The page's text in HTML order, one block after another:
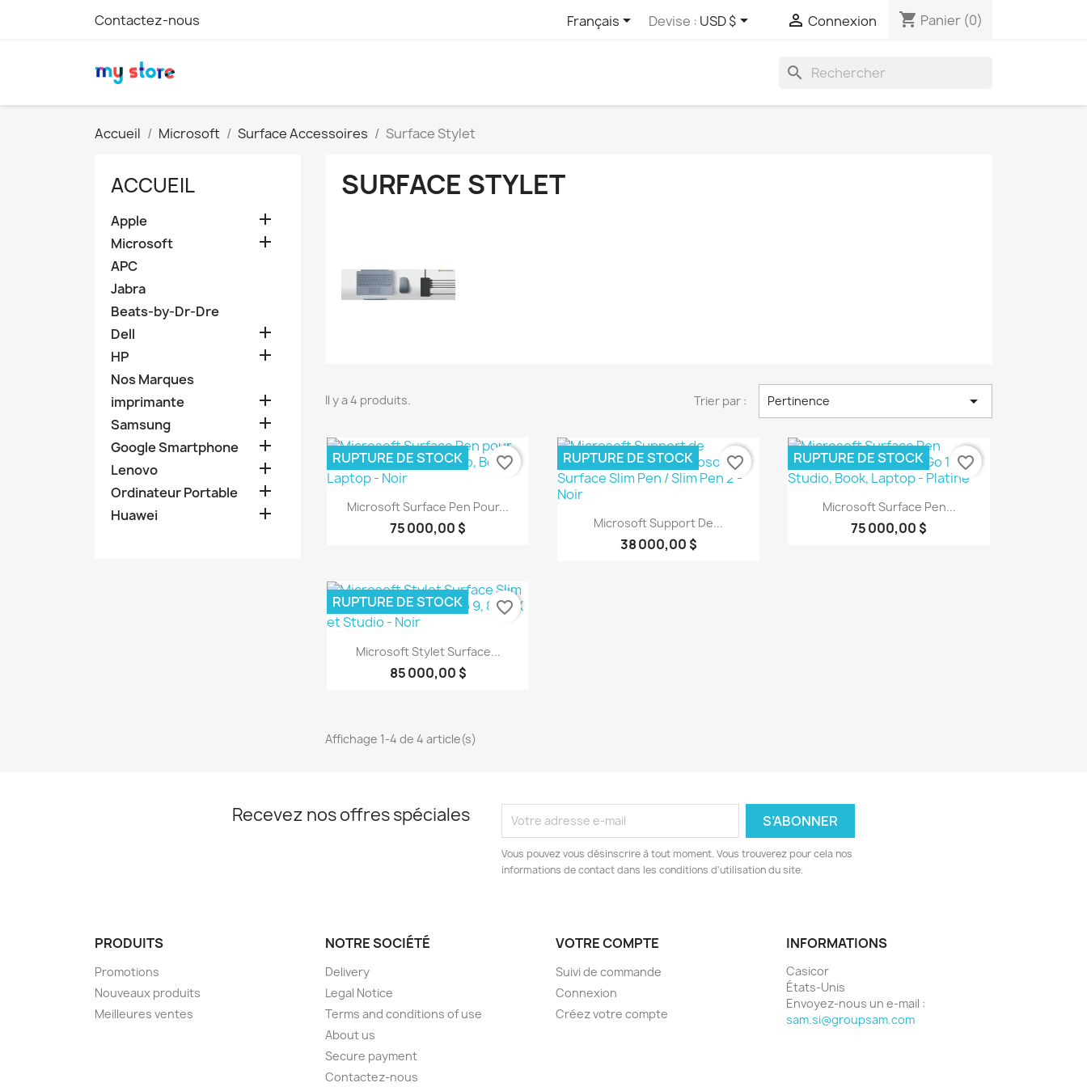
Contactez-nous Français Devise : USD $  Connexion shopping_cart Panier (0)
search
Accueil Microsoft Surface Accessoires Surface Stylet
ACCUEIL
Apple 
Microsoft 
APC
Jabra
Beats-by-Dr-Dre
Dell

HP 
Nos Marques
imprimante

Samsung 
Google Smartphone 
Lenovo 
Ordinateur Portable 
Huawei 
SURFACE STYLET
Il y a 4 produits. Trier par : Pertinence 
Aperçu rapide
Microsoft Surface Pen Pour...
75 000,00 $
RUPTURE DE STOCK favorite_border
Aperçu rapide
Microsoft Support De...
38 000,00 $
RUPTURE DE STOCK favorite_border
Aperçu rapide
Microsoft Surface Pen...
75 000,00 $
RUPTURE DE STOCK favorite_border
Aperçu rapide
Microsoft Stylet Surface...
85 000,00 $
RUPTURE DE STOCK favorite_border
Affichage 1-4 de 4 article(s)
Recevez nos offres spéciales
Vous pouvez vous désinscrire à tout moment. Vous trouverez pour cela nos
informations de contact dans les conditions d'utilisation du site.
PRODUITS
Promotions
Nouveaux produits
Meilleures ventes
NOTRE SOCIÉTÉ
Delivery
Legal Notice
Terms and conditions of use
About us
Secure payment
Contactez-nous
VOTRE COMPTE
Suivi de commande
Connexion
Créez votre compte
INFORMATIONS
Casicor
États-Unis
Envoyez-nous un e-mail :
sam.si@groupsam.com